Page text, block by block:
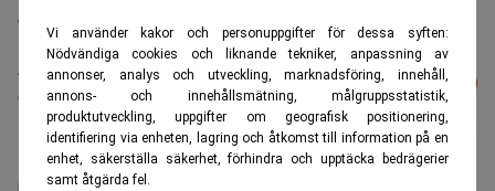
Vi använder kakor och personuppgifter för dessa syften:
Nödvändiga cookies och liknande tekniker, anpassning av
annonser, analys och utveckling, marknadsföring, innehåll,
annons- och innehållsmätning, målgruppsstatistik,
produktutveckling, uppgifter om geografisk positionering,
identifiering via enheten, lagring och åtkomst till information på en
enhet, säkerställa säkerhet, förhindra och upptäcka bedrägerier
samt åtgärda fel.
en flitig jägare, till Los Angeles Times.
Läs mer från Realtid - vårt nyhetsbrev
är kostnadsfritt:
Prenumerera
administrator